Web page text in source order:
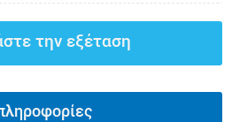
την εξέταση